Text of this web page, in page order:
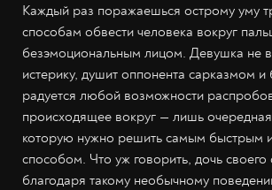
Каждый раз поражаешься острому уму
способам обвести человека вокруг
безэмоциональным лицом. Девушка не
истерику, душит оппонента сарказмом и
радуется любой возможности
происходящее вокруг — лишь очередная
которую нужно решить самым быстрым
способом. Что уж говорить, дочь
благодаря такому необычному